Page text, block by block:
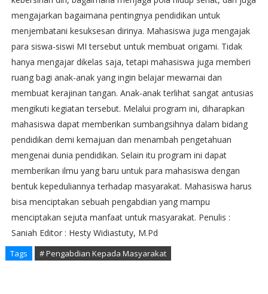
mengajarkan bagaimana pentingnya pendidikan untuk
menjembatani kesuksesan dirinya. Mahasiswa juga mengajak
para siswa-siswi MI tersebut untuk membuat origami. Tidak
hanya mengajar dikelas saja, tetapi mahasiswa juga memberi
ruang bagi anak-anak yang ingin belajar mewarnai dan
membuat kerajinan tangan. Anak-anak terlihat sangat antusias
mengikuti kegiatan tersebut. Melalui program ini, diharapkan
mahasiswa dapat memberikan sumbangsihnya dalam bidang
pendidikan demi kemajuan dan menambah pengetahuan
mengenai dunia pendidikan. Selain itu program ini dapat
memberikan ilmu yang baru untuk para mahasiswa dengan
bentuk kepeduliannya terhadap masyarakat. Mahasiswa harus
bisa menciptakan sebuah pengabdian yang mampu
menciptakan sejuta manfaat untuk masyarakat. Penulis :
Saniah Editor : Hesty Widiastuty, M.Pd
Tags # Pengabdian Kepada Masyarakat